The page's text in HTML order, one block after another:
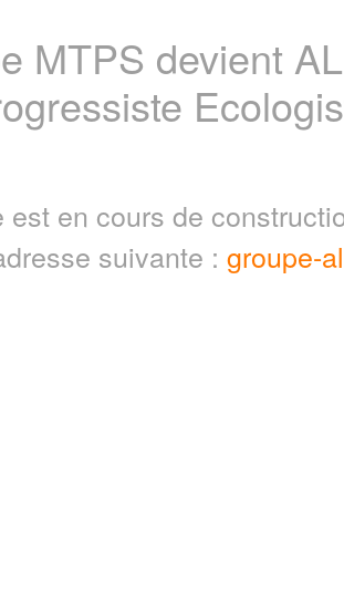
MTPS devient
est en cours de
suivante : groupe-